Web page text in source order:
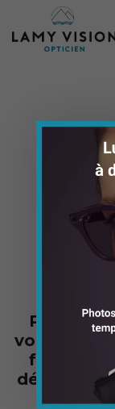
Parce
vous
font la
démarches